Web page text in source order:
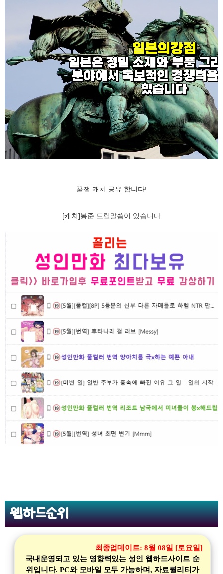
꿀잼 캐치 공유 합니다!
[캐치]봉준 드릴말씀이 있습니다
웹하드순위
최종업데이트: 8월 08일 [토요일]
국내운영되고 있는 영향력있는 성인 웹하드사이트 순
위입니다. PC와 모바일 모두 가능하며, 자료퀄리티가